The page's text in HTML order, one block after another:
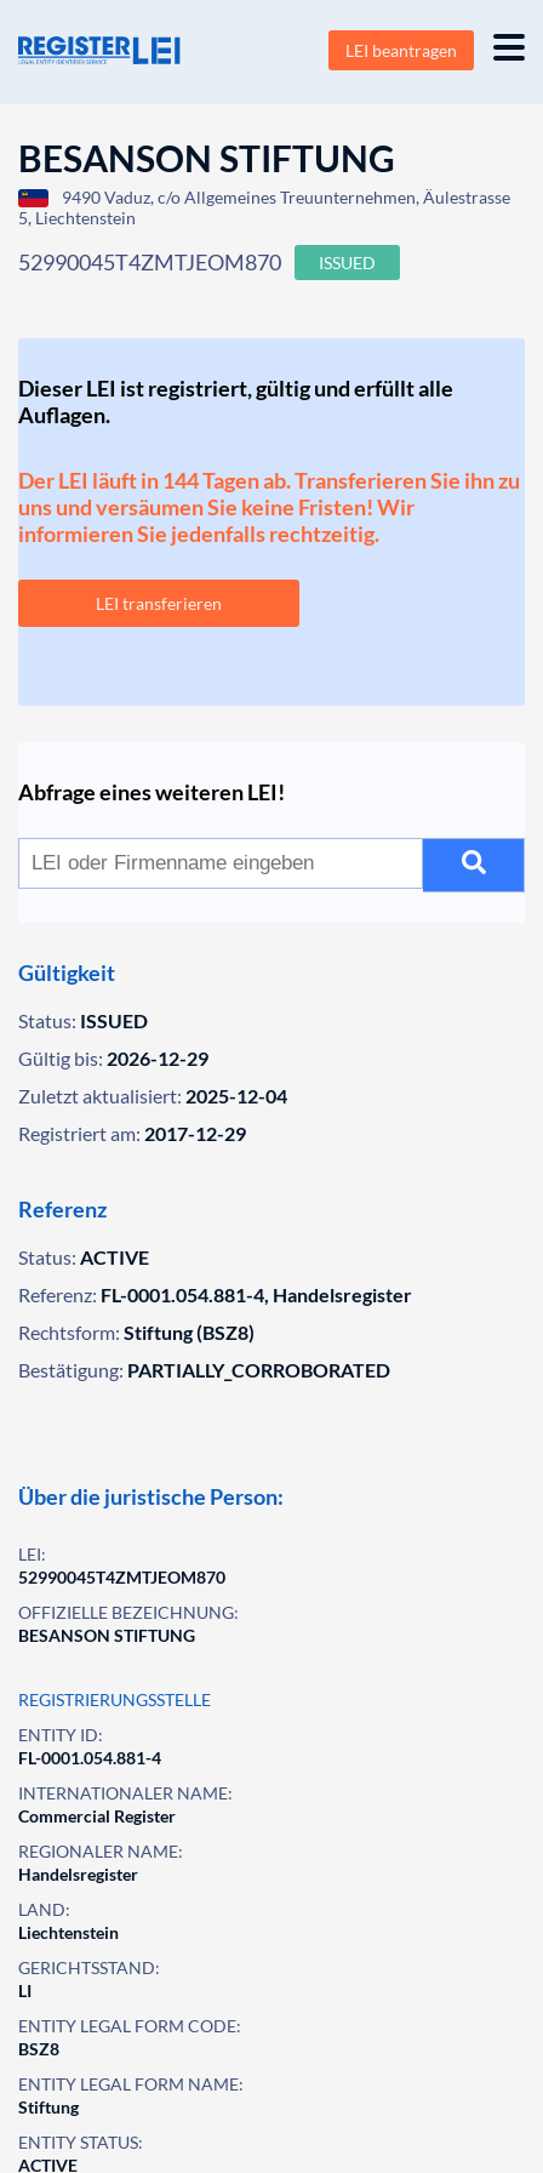
LEI beantragen
BESANSON STIFTUNG
9490 Vaduz, c/o Allgemeines Treuunternehmen, Äulestrasse
5, Liechtenstein
52990045T4ZMTJEOM870 ISSUED
Dieser LEI ist registriert, gültig und erfüllt alle
Auflagen.
Der LEI läuft in 144 Tagen ab. Transferieren Sie ihn zu
uns und versäumen Sie keine Fristen! Wir
informieren Sie jedenfalls rechtzeitig.
LEI transferieren
Abfrage eines weiteren LEI!
Gültigkeit
Status: ISSUED
Gültig bis: 2026-12-29
Zuletzt aktualisiert: 2025-12-04
Registriert am: 2017-12-29
Referenz
Status: ACTIVE
Referenz: FL-0001.054.881-4, Handelsregister
Rechtsform: Stiftung (BSZ8)
Bestätigung: PARTIALLY_CORROBORATED
Über die juristische Person:
LEI:
52990045T4ZMTJEOM870
OFFIZIELLE BEZEICHNUNG:
BESANSON STIFTUNG
REGISTRIERUNGSSTELLE
ENTITY ID:
FL-0001.054.881-4
INTERNATIONALER NAME:
Commercial Register
REGIONALER NAME:
Handelsregister
LAND:
Liechtenstein
GERICHTSSTAND:
LI
ENTITY LEGAL FORM CODE:
BSZ8
ENTITY LEGAL FORM NAME:
Stiftung
ENTITY STATUS:
ACTIVE